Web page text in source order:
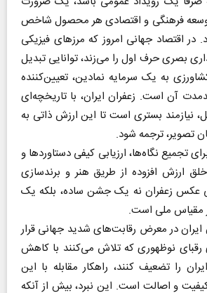
فرهنگی و اقتصادی هر محصول شاخص
اقتصاد جهانی امروز که مرز‌های فیزیکی
بصری حرف اول را می‌زند، توانایی تبدیل
به یک سرمایه نمادین، تعیین‌کننده
آن است. زعفران ایران، با تاریخچه‌ای
نیازمند بستری است تا این ارزش ذاتی به
تصویر، ترجمه شود.
تجمیع نگاه‌ها، ارزیابی کیفی دستاورد‌ها و
خلق ارزش افزوده از طریق هنر و برندسازی
عکس زعفران نه یک جشن ساده، بلکه یک
مقیاس ملی است.
ایران در معرض رقابت‌های شدید جهانی قرار
رقبای نوظهوری که تلاش می‌کنند با کاهش
را تضعیف کنند، راهکار مقابله با این
و اصالت است. این نبرد، بیش از آنکه